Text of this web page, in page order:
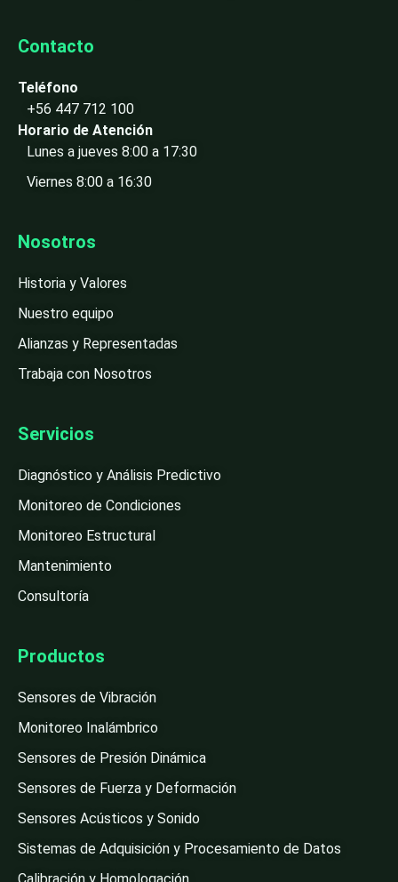
Contacto
Teléfono
+56 447 712 100
Horario de Atención
Lunes a jueves 8:00 a 17:30
Viernes 8:00 a 16:30
Nosotros
Historia y Valores
Nuestro equipo
Alianzas y Representadas
Trabaja con Nosotros
Servicios
Diagnóstico y Análisis Predictivo
Monitoreo de Condiciones
Monitoreo Estructural
Mantenimiento
Consultoría
Productos
Sensores de Vibración
Monitoreo Inalámbrico
Sensores de Presión Dinámica
Sensores de Fuerza y Deformación
Sensores Acústicos y Sonido
Sistemas de Adquisición y Procesamiento de Datos